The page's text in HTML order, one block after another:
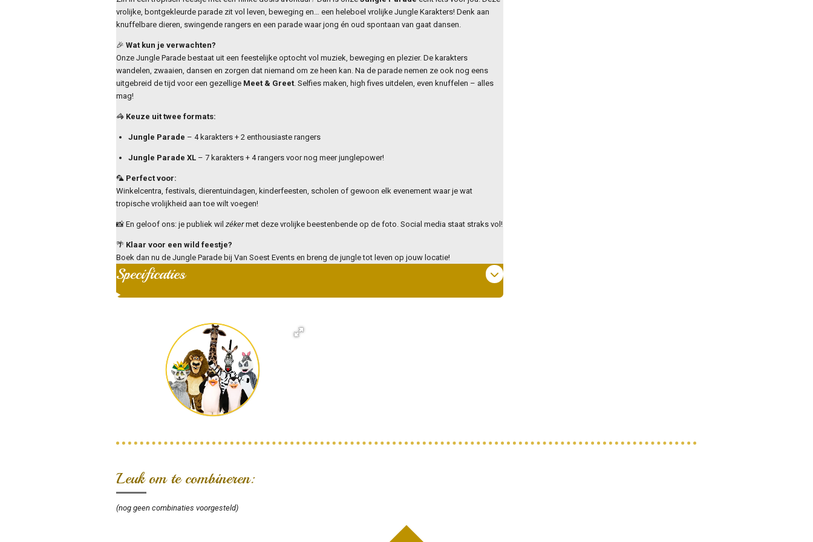
vrolijke, bontgekleurde parade zit vol leven, beweging en… een heleboel vrolijke Jungle Karakters! Denk aan
knuffelbare dieren, swingende rangers en een parade waar jong én oud spontaan van gaat dansen.
🎉 Wat kun je verwachten?
Onze Jungle Parade bestaat uit een feestelijke optocht vol muziek, beweging en plezier. De karakters
wandelen, zwaaien, dansen en zorgen dat niemand om ze heen kan. Na de parade nemen ze ook nog eens
uitgebreid de tijd voor een gezellige Meet & Greet. Selfies maken, high fives uitdelen, even knuffelen – alles
mag!
🦓 Keuze uit twee formats:
Jungle Parade – 4 karakters + 2 enthousiaste rangers
Jungle Parade XL– 7 karakters + 4 rangers voor nog meer junglepower!
🦜 Perfect voor:
Winkelcentra, festivals, dierentuindagen, kinderfeesten, scholen of gewoon elk evenement waar je wat
tropische vrolijkheid aan toe wilt voegen!
📸 En geloof ons: je publiek wil zékermet deze vrolijke beestenbende op de foto. Social media staat straks vol!
🌴 Klaar voor een wild feestje?
Boek dan nu de Jungle Parade bij Van Soest Events en breng de jungle tot leven op jouw locatie!
Specificaties
Leuk om te combineren:
(nog geen combinaties voorgesteld)